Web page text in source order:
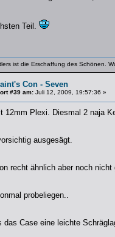
Teil.
ist die Erschaffung des Schönen.
Con - Seven
#39 am: Juli 12, 2009, 19:57:36 »
12mm Plexi. Diesmal 2 naja
ausgesägt.
recht ähnlich aber noch
probeliegen..
das Case eine leichte